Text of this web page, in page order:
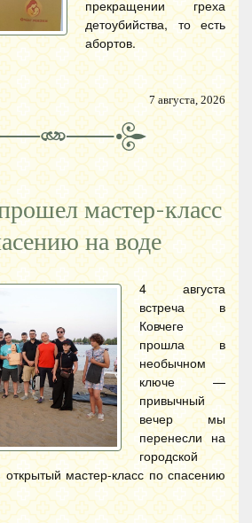
прекращении греха
детоубийства, то есть
абортов.
7 августа, 2026
мастер-класс
на воде
4 августа
встреча в
Ковчеге
прошла в
необычном
ключе —
привычный
вечер мы
перенесли на
городской
открытый мастер-класс по спасению